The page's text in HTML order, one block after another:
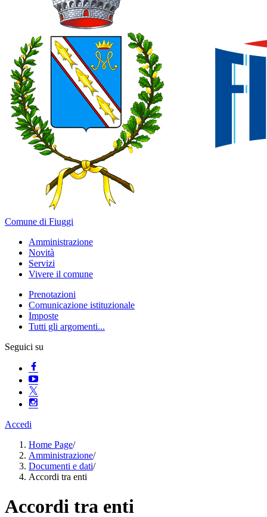
Comune di Fiuggi
Amministrazione
Novità
Servizi
Vivere il comune
Prenotazioni
Comunicazione istituzionale
Imposte
Tutti gli argomenti...
Seguici su
Accedi
Home Page/
Amministrazione/
Documenti e dati/
Accordi tra enti
Accordi tra enti